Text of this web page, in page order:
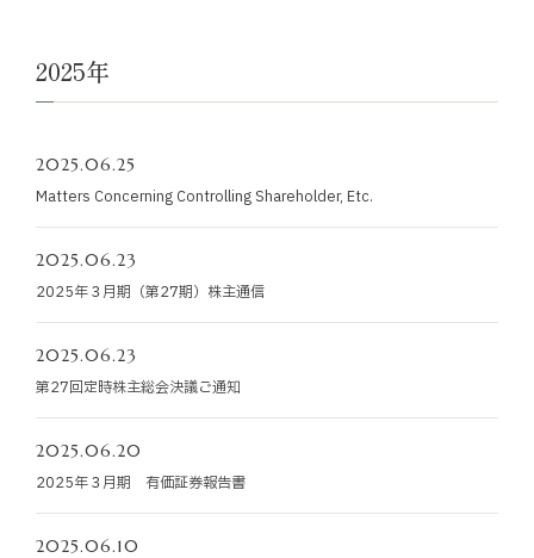
運営ホテル
IR・投資家情報
お役立ちコラム
採用情報
お問い合わせ
2025年
2025.06.25
Matters Concerning Controlling Shareholder, Etc.
2025.06.23
2025年３月期（第27期）株主通信
2025.06.23
第27回定時株主総会決議ご通知
2025.06.20
2025年３月期 有価証券報告書
2025.06.10